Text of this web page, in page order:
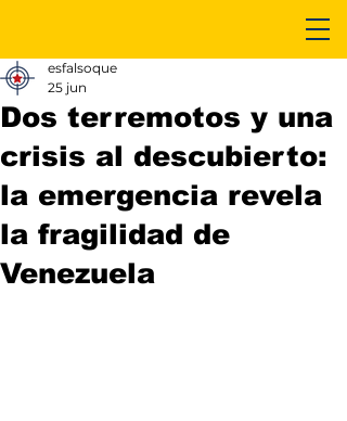
Dos terremotos y una
crisis al descubierto:
la emergencia revela
la fragilidad de
Venezuela
esfalsoque
25 jun